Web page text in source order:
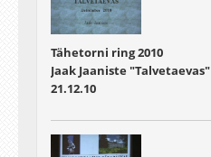
Tähetorni ring 2010
Jaak Jaaniste "Talvetaevas"
21.12.10